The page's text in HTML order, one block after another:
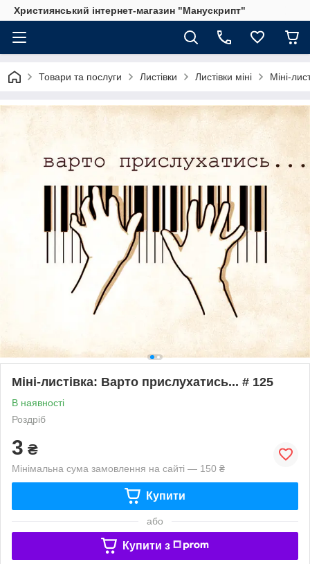
Християнський інтернет-магазин "Манускрипт"
Товари та послуги Листівки Листівки міні Міні-
Міні-листівка: Варто прислухатись... # 125
В наявності
Роздріб
3 ₴
Мінімальна сума замовлення на сайті — 150 ₴
Купити
або
Купити з